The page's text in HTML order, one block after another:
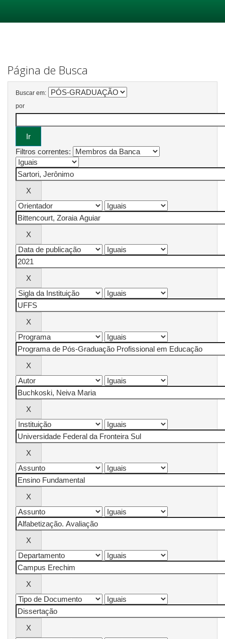
Página de Busca
Buscar em:
por
Filtros correntes: